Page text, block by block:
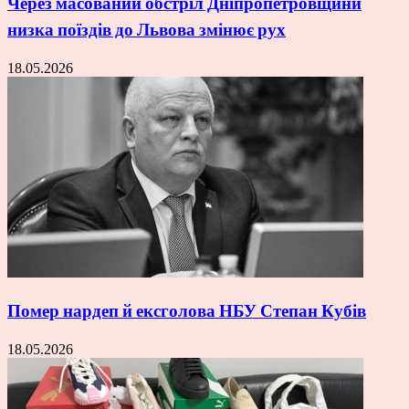
низка поїздів до Львова змінює рух
18.05.2026
Помер нардеп й ексголова НБУ Степан Кубів
18.05.2026